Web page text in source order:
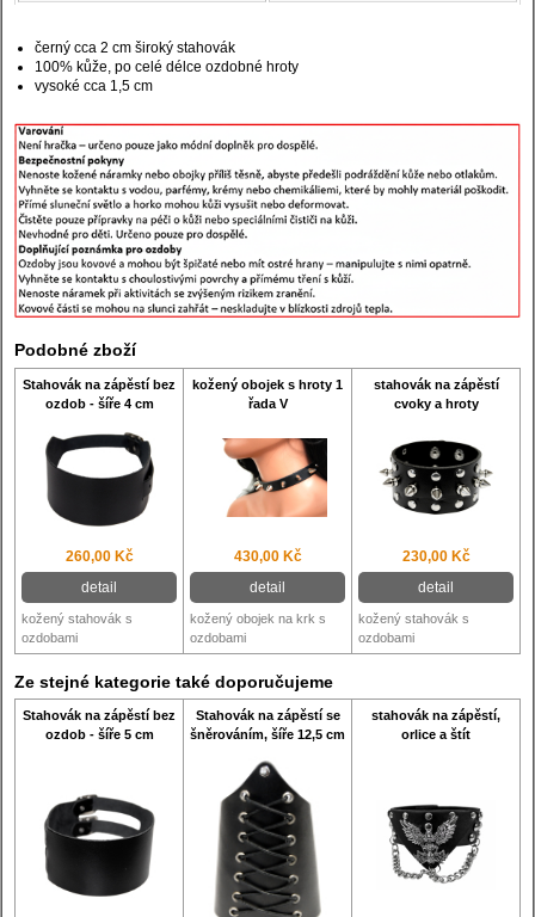
černý cca 2 cm široký stahovák
100% kůže, po celé délce ozdobné hroty
vysoké cca 1,5 cm
Podobné zboží
Stahovák na zápěstí bez
ozdob - šíře 4 cm
kožený obojek s hroty 1
řada V
stahovák na zápěstí
cvoky a hroty
260,00 Kč
detail
430,00 Kč
detail
230,00 Kč
detail
kožený stahovák s
ozdobami
kožený obojek na krk s
ozdobami
kožený stahovák s
ozdobami
Ze stejné kategorie také doporučujeme
Stahovák na zápěstí bez
ozdob - šíře 5 cm
Stahovák na zápěstí se
šněrováním, šíře 12,5 cm
stahovák na zápěstí,
orlice a štít